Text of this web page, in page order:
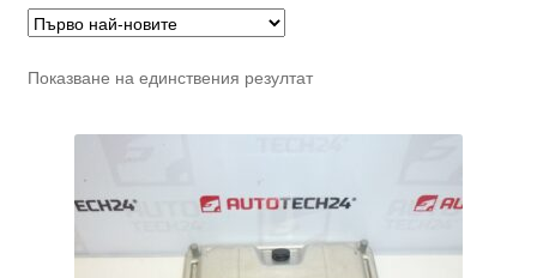
Показване на единствения резултат